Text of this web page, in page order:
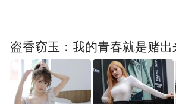
盗香窃玉：我的青春就是赌出